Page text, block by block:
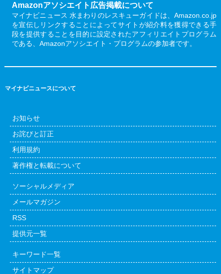
Amazonアソシエイト広告掲載について
マイナビニュース 水まわりのレスキューガイドは、Amazon.co.jp
を宣伝しリンクすることによってサイトが紹介料を獲得できる手
段を提供することを目的に設定されたアフィリエイトプログラム
である、Amazonアソシエイト・プログラムの参加者です。
マイナビニュースについて
お知らせ
お詫びと訂正
利用規約
著作権と転載について
ソーシャルメディア
メールマガジン
RSS
提供元一覧
キーワード一覧
サイトマップ